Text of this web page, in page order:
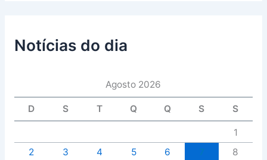
Notícias do dia
Agosto 2026
D S T Q Q S S
1
2
3 4 5 6
8